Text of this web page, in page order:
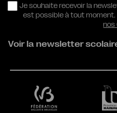
Je souhaite recevoir la
est possible à tout moment.
nos
Voir la newsletter